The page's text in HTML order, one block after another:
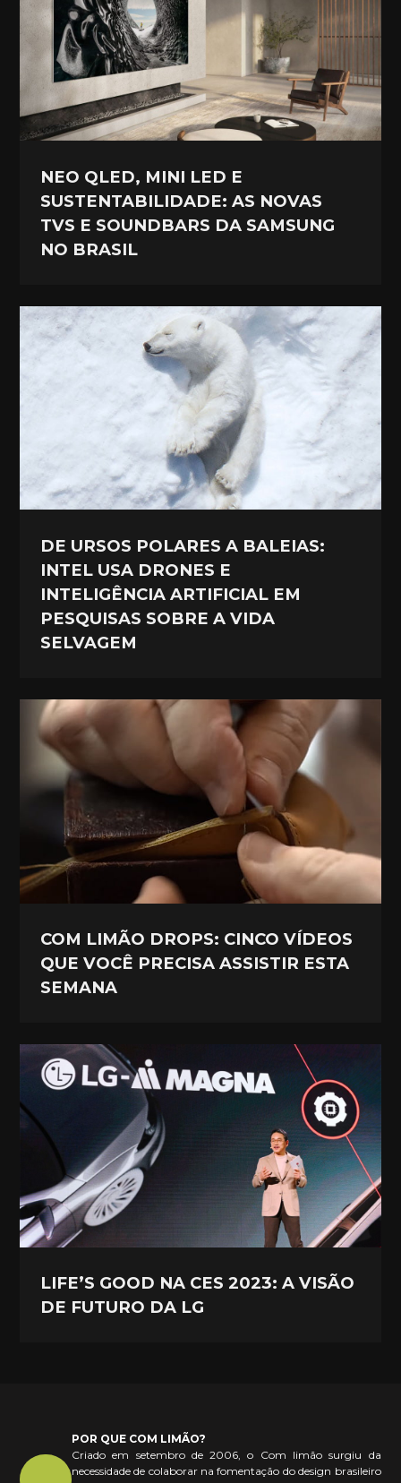
NEO QLED, MINI LED E
SUSTENTABILIDADE: AS NOVAS
TVS E SOUNDBARS DA SAMSUNG
NO BRASIL
DE URSOS POLARES A BALEIAS:
INTEL USA DRONES E
INTELIGÊNCIA ARTIFICIAL EM
PESQUISAS SOBRE A VIDA
SELVAGEM
COM LIMÃO DROPS: CINCO VÍDEOS
QUE VOCÊ PRECISA ASSISTIR ESTA
SEMANA
LIFE’S GOOD NA CES 2023: A VISÃO
DE FUTURO DA LG
POR QUE COM LIMÃO?
Criado em setembro de 2006, o Com limão surgiu da
necessidade de colaborar na fomentação do design brasileiro